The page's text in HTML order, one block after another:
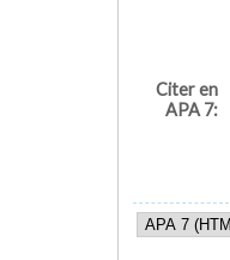
Citer en
APA 7: